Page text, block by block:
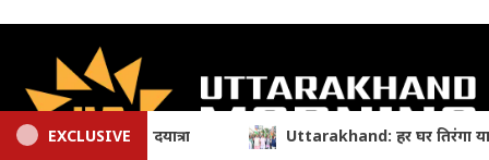
EXCLUSIVE
घर तिरंगा यात्रा में CM धामी का आह्वान, बोले- राष्ट्रभक्ति की भावना